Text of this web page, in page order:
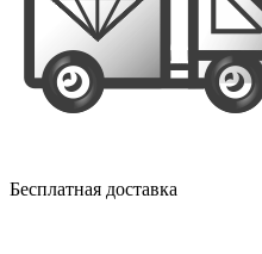
Бесплатная доставка